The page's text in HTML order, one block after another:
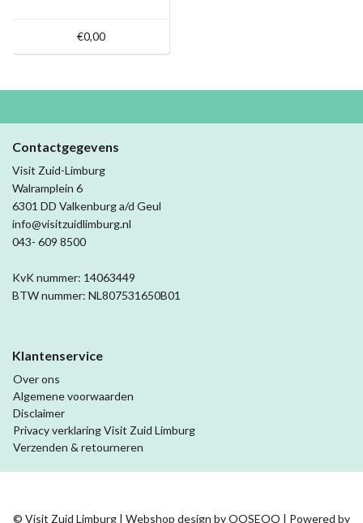
€0,00
Contactgegevens
Visit Zuid-Limburg
Walramplein 6
6301 DD Valkenburg a/d Geul
info@visitzuidlimburg.nl
043- 609 8500
KvK nummer: 14063449
BTW nummer: NL807531650B01
Klantenservice
Over ons
Algemene voorwaarden
Disclaimer
Privacy verklaring Visit Zuid Limburg
Verzenden & retourneren
© Visit Zuid Limburg | Webshop design byOOSEOO | Powered by